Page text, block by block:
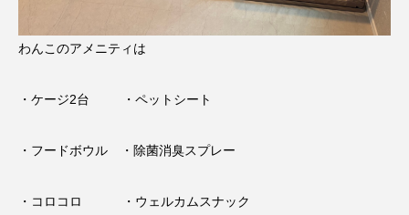
わんこのアメニティは
・ケージ2台 ・ペットシート
・フードボウル ・除菌消臭スプレー
・コロコロ ・ウェルカムスナック